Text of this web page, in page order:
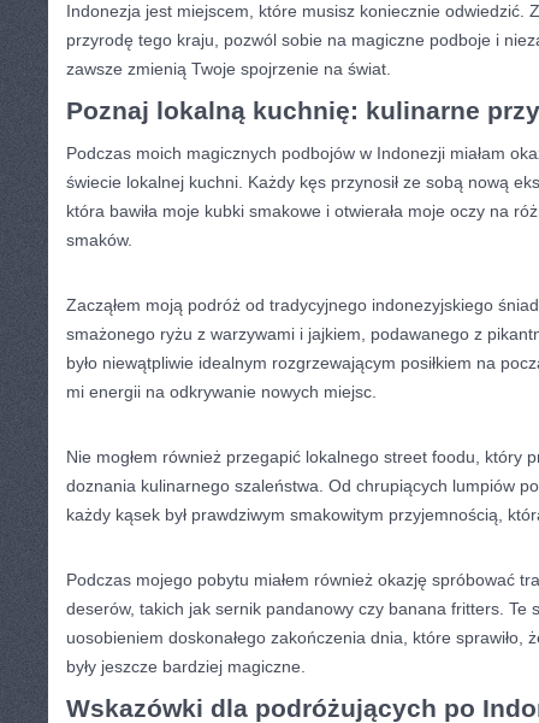
Indonezja jest miejscem, ‌które musisz koniecznie odwiedzić.
przyrodę tego kraju, pozwól sobie na magiczne podboje i
zawsze zmienią Twoje spojrzenie na świat.
Poznaj lokalną kuchnię: kulinarne⁣
Podczas‌ moich magicznych podbojów w Indonezji miałam
świecie lokalnej kuchni. Każdy kęs przynosił ze sobą nową
która bawiła moje kubki smakowe i otwierała moje oczy na
smaków.
Zacząłem​ moją podróż od tradycyjnego indonezyjskiego
smażonego ryżu z warzywami i jajkiem, podawanego z
było niewątpliwie idealnym rozgrzewającym posiłkiem na
mi energii na odkrywanie nowych miejsc.
Nie mogłem również przegapić lokalnego ⁣street foodu, który⁣
doznania kulinarnego szaleństwa. Od chrupiących lumpiów
każdy kąsek⁤ był prawdziwym smakowitym przyjemnością,
Podczas mojego‌ pobytu‍ miałem również okazję spróbować
deserów, takich jak sernik ⁤pandanowy czy banana fritters. Te​
uosobieniem doskonałego zakończenia dnia, które sprawiło,
były jeszcze bardziej ⁢magiczne.
Wskazówki dla podróżujących po⁢